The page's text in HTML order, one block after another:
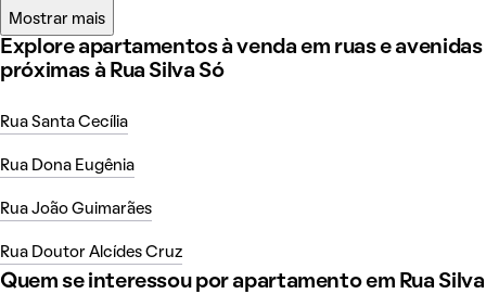
Mostrar mais
Explore apartamentos à venda em ruas e avenidas
próximas à Rua Silva Só
Rua Santa Cecília
Rua Dona Eugênia
Rua João Guimarães
Rua Doutor Alcídes Cruz
Quem se interessou por apartamento em Rua Silva